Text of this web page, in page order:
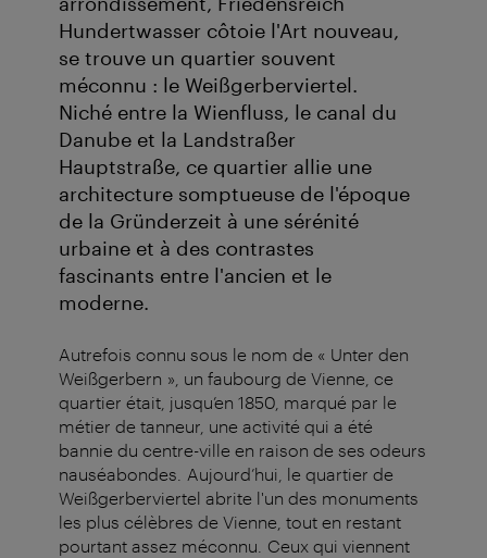
Hundertwasser côtoie l'Art nouveau,
se trouve un quartier souvent
méconnu : le Weißgerberviertel.
Niché entre la Wienfluss, le canal du
Danube et la Landstraßer
Hauptstraße, ce quartier allie une
architecture somptueuse de l'époque
de la Gründerzeit à une sérénité
urbaine et à des contrastes
fascinants entre l'ancien et le
moderne.
Autrefois connu sous le nom de « Unter den
Weißgerbern », un faubourg de Vienne, ce
quartier était, jusqu’en 1850, marqué par le
métier de tanneur, une activité qui a été
bannie du centre-ville en raison de ses odeurs
nauséabondes. Aujourd’hui, le quartier de
Weißgerberviertel abrite l'un des monuments
les plus célèbres de Vienne, tout en restant
pourtant assez méconnu. Ceux qui viennent